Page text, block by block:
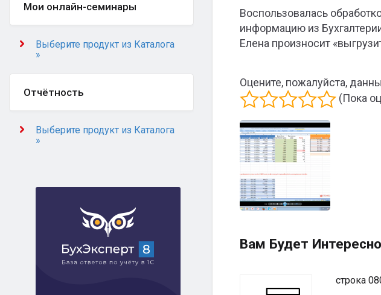
Воспользовалась
информацию из
Елена произносит
Оцените, пожалуйста,
(Пока
Вам Будет Интересно
строка
Мои онлайн-семинары
Выберите продукт из Каталога
»
Отчётность
Выберите продукт из Каталога
»